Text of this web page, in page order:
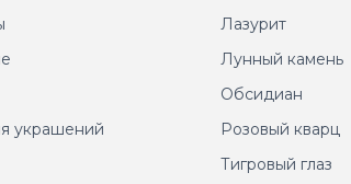
украшений
Лазурит
Лунный камень
Обсидиан
Розовый кварц
Тигровый глаз